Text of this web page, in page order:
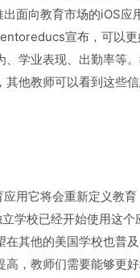
面向教育市场的iOS应
宣布，可以更
、学业表现、出勤率等
其他教师可以看到这些
用它将会重新定义教育
学校已经开始使用这个
其他的美国学校也普及
高，教师们需要能够更